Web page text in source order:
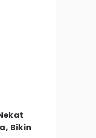
Bikin